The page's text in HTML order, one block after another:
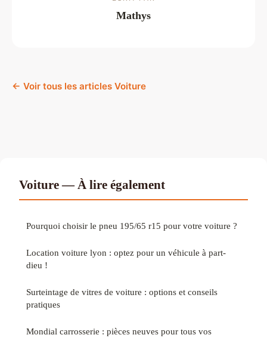
Mathys
← Voir tous les articles Voiture
Voiture — À lire également
Pourquoi choisir le pneu 195/65 r15 pour votre voiture ?
Location voiture lyon : optez pour un véhicule à part-
dieu !
Surteintage de vitres de voiture : options et conseils
pratiques
Mondial carrosserie : pièces neuves pour tous vos